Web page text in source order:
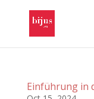
Einführung in